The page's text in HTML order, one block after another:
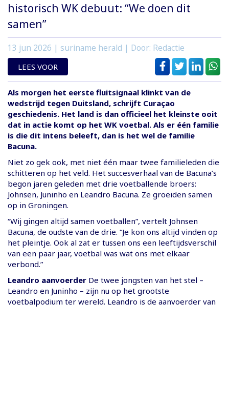
historisch WK debuut: “We doen dit
samen”
13 jun 2026 | suriname herald | Door: Redactie
LEES VOOR
Als morgen het eerste fluitsignaal klinkt van de
wedstrijd tegen Duitsland, schrijft Curaçao
geschiedenis. Het land is dan officieel het kleinste ooit
dat in actie komt op het WK voetbal. Als er één familie
is die dit intens beleeft, dan is het wel de familie
Bacuna.
Niet zo gek ook, met niet één maar twee familieleden die
schitteren op het veld. Het succesverhaal van de Bacuna’s
begon jaren geleden met drie voetballende broers:
Johnsen, Juninho en Leandro Bacuna. Ze groeiden samen
op in Groningen.
“Wij gingen altijd samen voetballen”, vertelt Johnsen
Bacuna, de oudste van de drie. “Je kon ons altijd vinden op
het pleintje. Ook al zat er tussen ons een leeftijdsverschil
van een paar jaar, voetbal was wat ons met elkaar
verbond.”
Leandro aanvoerder De twee jongsten van het stel –
Leandro en Juninho – zijn nu op het grootste
voetbalpodium ter wereld. Leandro is de aanvoerder van